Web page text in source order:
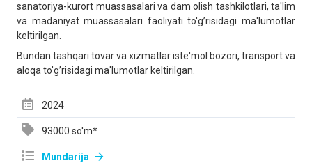
sanatoriya-kurort muassasalari va dam olish tashkilotlari, ta'lim
va madaniyat muassasalari faoliyati to'g’risidagi ma'lumotlar
keltirilgan.
Bundan tashqari tovar va xizmatlar iste'mol bozori, transport va
aloqa to'g’risidagi ma'lumotlar keltirilgan.
2024
93000 so'm*
Mundarija